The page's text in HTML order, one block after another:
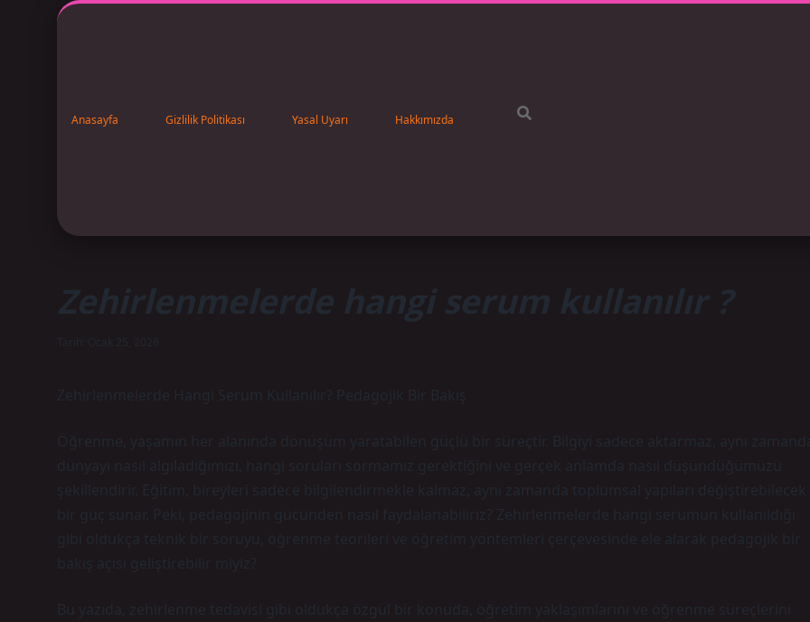
Anasayfa Gizlilik Politikası Yasal Uyarı Hakkımızda
Zehirlenmelerde hangi serum kullanılır ?
Zehirlenmelerde Hangi Serum Kullanılır? Pedagojik Bir Bakış
Öğrenme, yaşamın her alanında dönüşüm yaratabilen güçlü bir süreçtir. Bilgiyi sadece aktarmaz, aynı
dünyayı nasıl algıladığımızı, hangi soruları sormamız gerektiğini ve gerçek anlamda nasıl düşündüğümüzü
şekillendirir. Eğitim, bireyleri sadece bilgilendirmekle kalmaz, aynı zamanda toplumsal yapıları değiştirebilecek
bir güç sunar. Peki, pedagojinin gücünden nasıl faydalanabiliriz? Zehirlenmelerde hangi serumun kullanıldığı
gibi oldukça teknik bir soruyu, öğrenme teorileri ve öğretim yöntemleri çerçevesinde ele alarak pedagojik bir
bakış açısı geliştirebilir miyiz?
Bu yazıda, zehirlenme tedavisi gibi oldukça özgül bir konuda, öğretim yaklaşımlarını ve öğrenme süreçlerini